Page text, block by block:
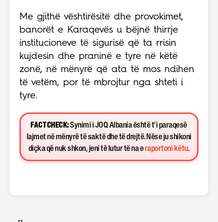
Me gjithë vështirësitë dhe provokimet,
banorët e Karaqevës u bëjnë thirrje
institucioneve të sigurisë që ta rrisin
kujdesin dhe praninë e tyre në këtë
zonë, në mënyrë që ata të mos ndihen
të vetëm, por të mbrojtur nga shteti i
tyre.
FACT CHECK:Synimi i JOQ Albania është t’i paraqesë
lajmet në mënyrë të saktë dhe të drejtë. Nëse ju shikoni
diçka që nuk shkon, jeni të lutur të na e raportoni këtu.